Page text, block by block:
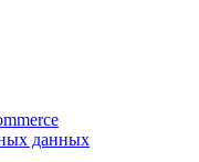
данных